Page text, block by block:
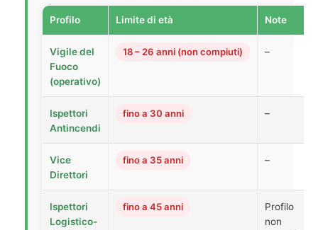
Profilo Limite di età Note
Vigile del
Fuoco
(operativo)
18 – 26 anni (non compiuti) –
Ispettori
Antincendi
fino a 30 anni –
Vice
Direttori
fino a 35 anni –
Ispettori
Logistico-
fino a 45 anni
Profilo
non